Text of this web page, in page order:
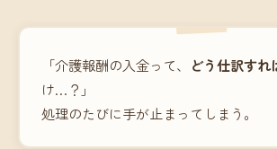
「介護報酬の入金って、 どう仕訳すれ
け…？」
処理のたびに手が止まってしまう。